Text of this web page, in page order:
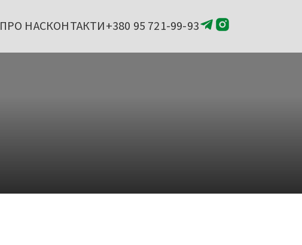
ПРО НАСКОНТАКТИ+380 95 721-99-93